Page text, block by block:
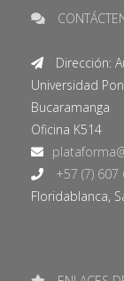
Dirección:
Universidad
Bucaramanga
Oficina K514
+57 (7)
Floridablanca,